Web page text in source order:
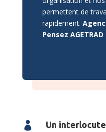
permettent de
rapidement.
Pensez AGETRAD
 Un